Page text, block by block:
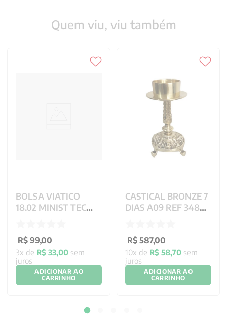
Quem viu, viu também
BOLSA VIATICO
18.02 MINIST TEC
R$ 99,00
3x de R$ 33,00 sem
juros
ADICIONAR AO
CARRINHO
CASTICAL BRONZE 7
DIAS A09 REF 348
R$ 587,00
10x de R$ 58,70 sem
juros
ADICIONAR AO
CARRINHO